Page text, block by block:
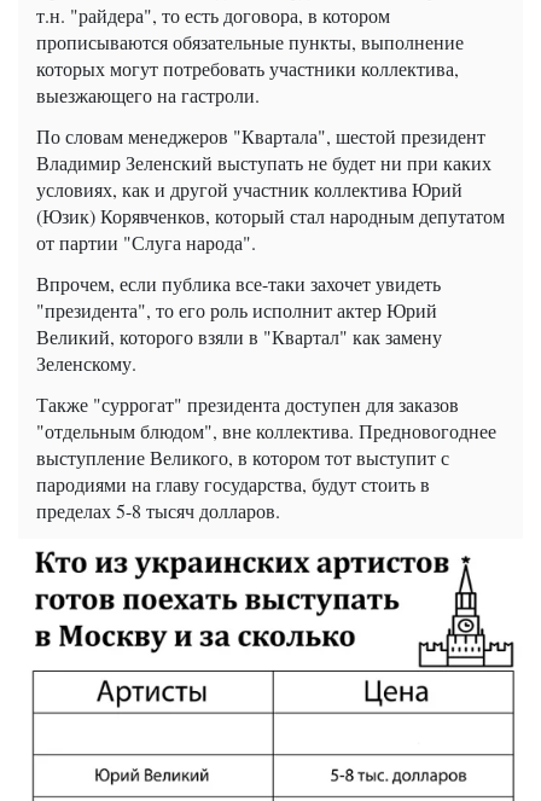
т.н. "райдера", то есть договора, в котором
прописываются обязательные пункты, выполнение
которых могут потребовать участники коллектива,
выезжающего на гастроли.
По словам менеджеров "Квартала", шестой президент
Владимир Зеленский выступать не будет ни при каких
условиях, как и другой участник коллектива Юрий
(Юзик) Корявченков, который стал народным депутатом
от партии "Слуга народа".
Впрочем, если публика все-таки захочет увидеть
"президента", то его роль исполнит актер Юрий
Великий, которого взяли в "Квартал" как замену
Зеленскому.
Также "суррогат" президента доступен для заказов
"отдельным блюдом", вне коллектива. Предновогоднее
выступление Великого, в котором тот выступит с
пародиями на главу государства, будут стоить в
пределах 5-8 тысяч долларов.